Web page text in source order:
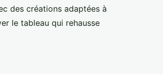
des créations adaptées à
le tableau qui rehausse